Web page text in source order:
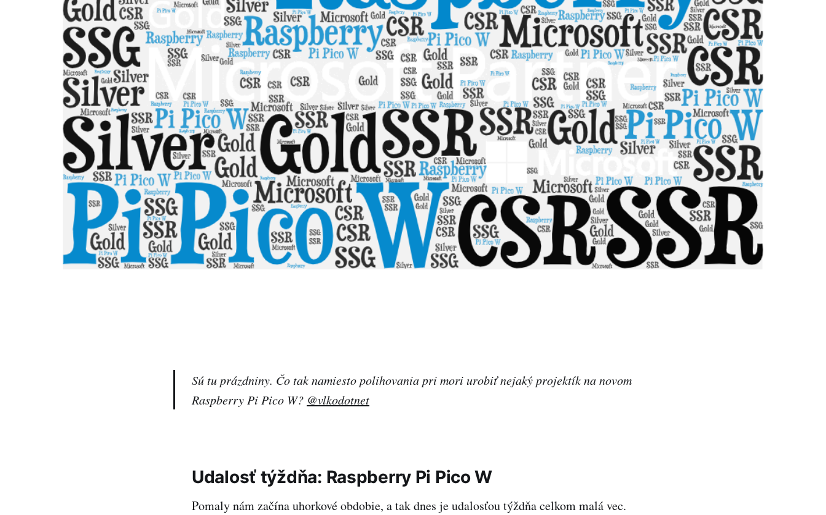
Sú tu prázdniny. Čo tak namiesto polihovania pri mori urobiť nejaký projektík na novom
Raspberry Pi Pico W? @vlkodotnet
Udalosť týždňa: Raspberry Pi Pico W
Pomaly nám začína uhorkové obdobie, a tak dnes je udalosťou týždňa celkom malá vec.